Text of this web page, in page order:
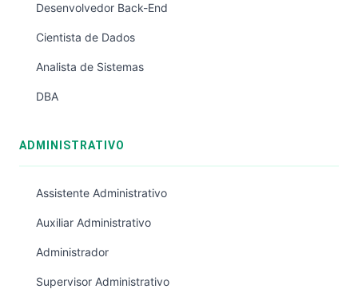
Desenvolvedor Back-End
Cientista de Dados
Analista de Sistemas
DBA
ADMINISTRATIVO
Assistente Administrativo
Auxiliar Administrativo
Administrador
Supervisor Administrativo